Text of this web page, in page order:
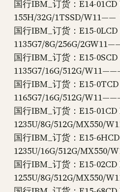
国行IBM_订货：E14-01CD
155H/32G/1TSSD/W11——
国行IBM_订货：E15-0LCD
1135G7/8G/256G/
国行IBM_订货：E15-0SCD
1135G7/16G/512G/
国行IBM_订货：E15-
1165G7/16G/512G/
国行IBM_订货：E15-01CD
1235U/8G/512G/MX550/
国行IBM_订货：E15-
1235U/16G/512G/MX550/
国行IBM_订货：E15-02CD
1255U/8G/512G/MX550/